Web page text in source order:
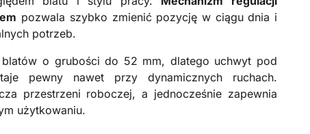
pozwala szybko zmienić pozycję w ciągu dnia i
potrzeb.
blatów o grubości do 52 mm, dlatego uchwyt pod
pewny nawet przy dynamicznych ruchach.
przestrzeni roboczej, a jednocześnie zapewnia
użytkowaniu.